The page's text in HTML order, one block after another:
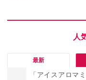
最新
「アイスアロマ